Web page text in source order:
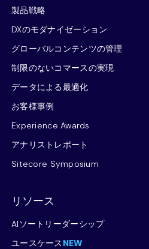
製品戦略
DXのモダナイゼーション
グローバルコンテンツの管理
制限のないコマースの実現
データによる最適化
お客様事例
Experience Awards
アナリストレポート
Sitecore Symposium
リソース
AIソートリーダーシップ
ユースケース NEW